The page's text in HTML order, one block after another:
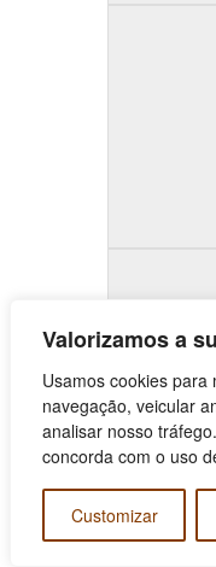
Valorizamos a
Usamos cookies
navegação, veicular
analisar nosso
concorda com o uso
Customizar